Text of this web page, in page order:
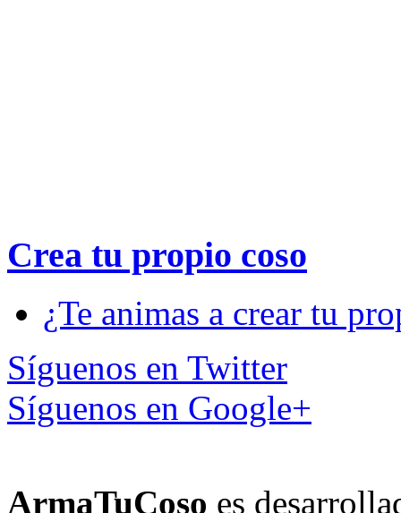
Crea tu propio coso
¿Te animas a crear tu
Síguenos en Twitter
Síguenos en Google+
ArmaTuCoso
es